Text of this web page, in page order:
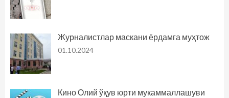
Журналистлар маскани ёрдамга муҳтож
01.10.2024
Кино Олий ўқув юрти мукаммаллашуви